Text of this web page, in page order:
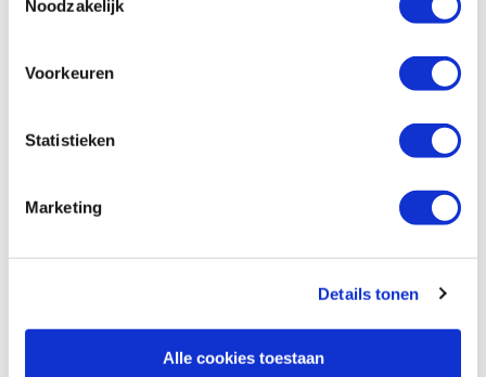
Noodzakelijk
Voorkeuren
Statistieken
Marketing
Details tonen
Alle cookies toestaan
Tijdschrift: Scroll Saw Woodworking &
€ 10,64 excl. VAT
Compare